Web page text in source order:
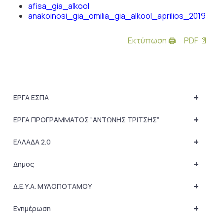
afisa_gia_alkool
anakoinosi_gia_omilia_gia_alkool_aprilios_2019
Εκτύπωση 🖨 PDF 📄
+
ΕΡΓΑ ΕΣΠΑ
+
ΕΡΓΑ ΠΡΟΓΡΑΜΜΑΤΟΣ “ΑΝΤΩΝΗΣ ΤΡΙΤΣΗΣ”
+
ΕΛΛΑΔΑ 2.0
+
Δήμος
+
Δ.Ε.Υ.Α. ΜΥΛΟΠΟΤΑΜΟΥ
+
Ενημέρωση